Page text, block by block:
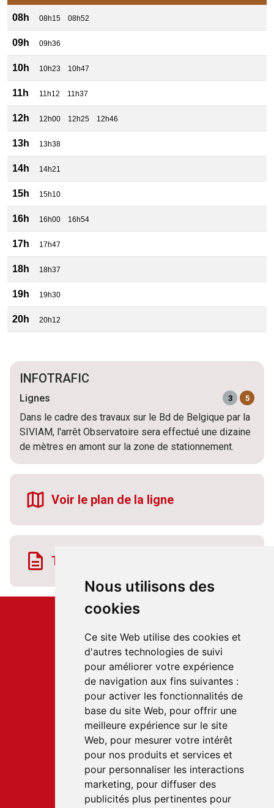
Nous utilisons des
cookies
Ce site Web utilise des cookies et
d'autres technologies de suivi
pour améliorer votre expérience
de navigation aux fins suivantes :
pour activer les fonctionnalités de
base du site Web, pour offrir une
meilleure expérience sur le site
Web, pour mesurer votre intérêt
pour nos produits et services et
pour personnaliser les interactions
marketing, pour diffuser des
publicités plus pertinentes pour
08h 08h15 08h52
09h 09h36
10h 10h23 10h47
11h 11h12 11h37
12h 12h00 12h25 12h46
13h 13h38
14h 14h21
15h 15h10
16h 16h00 16h54
17h 17h47
18h 18h37
19h 19h30
20h 20h12
INFOTRAFIC
Lignes 3 5
Dans le cadre des travaux sur le Bd de Belgique par la
SIVIAM, l'arrêt Observatoire sera effectué une dizaine
de mètres en amont sur la zone de stationnement.
Voir le plan de la ligne
Télécharger la fiche horaire
Service client
22 rue du Gabian
98000 MONACO
T.+377 97 70 22 22
Accès rapides
Nous contacter
Conditions générales de vente
Condition générale d'utilisation